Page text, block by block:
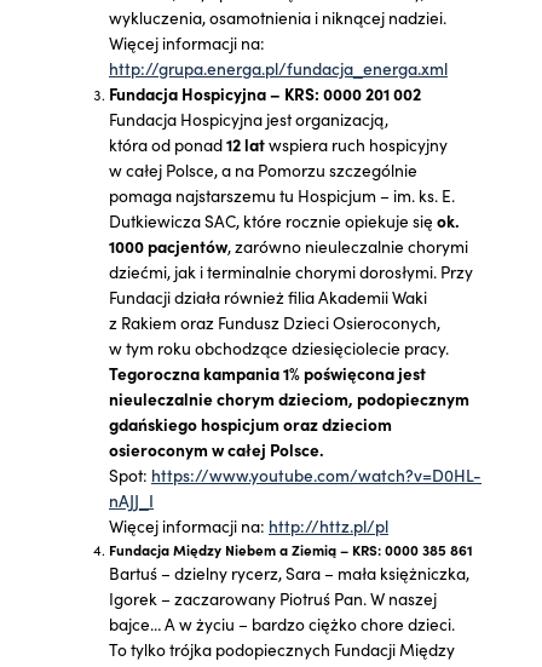
wykluczenia, osamotnienia i niknącej nadziei.
Więcej informacji na:
http://grupa.energa.pl/fundacja_energa.xml
Fundacja Hospicyjna – KRS: 0000 201 002
Fundacja Hospicyjna jest organizacją,
która od ponad12 latwspiera ruch hospicyjny
w całej Polsce, a na Pomorzu szczególnie
pomaga najstarszemu tu Hospicjum – im. ks. E.
Dutkiewicza SAC, które rocznie opiekuje się ok.
1000 pacjentów, zarówno nieuleczalnie chorymi
dziećmi, jak i terminalnie chorymi dorosłymi. Przy
Fundacji działa również filia Akademii Waki
z Rakiem oraz Fundusz Dzieci Osieroconych,
w tym roku obchodzące dziesięciolecie pracy.
Tegoroczna kampania 1% poświęcona jest
nieuleczalnie chorym dzieciom, podopiecznym
gdańskiego hospicjum oraz dzieciom
osieroconym w całej Polsce.
Spot: https://www.youtube.com/watch?v=D0HL-
nAJJ_I
Więcej informacji na: http://httz.pl/pl
Fundacja Między Niebem a Ziemią – KRS: 0000 385 861
Bartuś – dzielny rycerz, Sara – mała księżniczka,
Igorek – zaczarowany Piotruś Pan. W naszej
bajce… A w życiu – bardzo ciężko chore dzieci.
To tylko trójka podopiecznych Fundacji Między